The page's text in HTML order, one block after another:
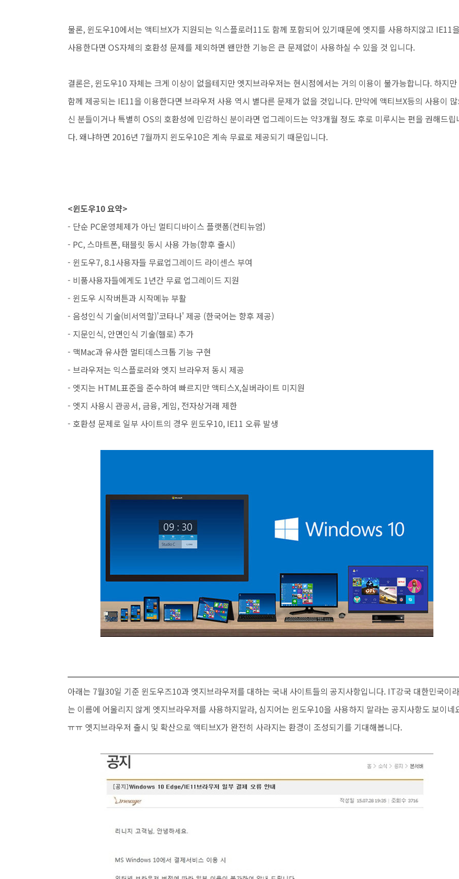
물론, 윈도우10에서는 액티브X가 지원되는 익스플로러11도 함께 포함되어 있기때문에 엣지를 사용하지않고 IE11을
사용한다면 OS자체의 호환성 문제를 제외하면 왠만한 기능은 큰 문제없이 사용하실 수 있을 것 입니다.
결론은, 윈도우10 자체는 크게 이상이 없을테지만 엣지브라우저는 현시점에서는 거의 이용이 불가능합니다. 하지만
함께 제공되는 IE11을 이용한다면 브라우저 사용 역시 별다른 문제가 없을 것입니다. 만약에 액티브X등의 사용이
신 분들이거나 특별히 OS의 호환성에 민감하신 분이라면 업그레이드는 약3개월 정도 후로 미루시는 편을 권해드립
다. 왜냐하면 2016년 7월까지 윈도우10은 계속 무료로 제공되기 때문입니다.
<윈도우10 요약>
- 단순 PC운영체제가 아닌 멀티디바이스 플랫폼(컨티뉴엄)
- PC, 스마트폰, 태블릿 동시 사용 가능(향후 출시)
- 윈도우7, 8.1사용자들 무료업그레이드 라이센스 부여
- 비품사용자들에게도 1년간 무료 업그레이드 지원
- 윈도우 시작버튼과 시작메뉴 부활
- 음성인식 기술(비서역할)'코타나' 제공 (한국어는 향후 제공)
- 지문인식, 안면인식 기술(헬로) 추가
- 맥Mac과 유사한 멀티데스크톱 기능 구현
- 브라우저는 익스플로러와 엣지 브라우저 동시 제공
- 엣지는 HTML표준을 준수하여 빠르지만 액티스X,실버라이트 미지원
- 엣지 사용시 관공서, 금융, 게임, 전자상거래 제한
- 호환성 문제로 일부 사이트의 경우 윈도우10, IE11 오류 발생
아래는 7월30일 기준 윈도우즈10과 엣지브라우저를 대하는 국내 사이트들의 공지사항입니다. IT강국 대한민국이라
는 이름에 어울리지 않게 엣지브라우저를 사용하지말라, 심지어는 윈도우10을 사용하지 말라는 공지사항도 보이네
ㅠㅠ 엣지브라우저 출시 및 확산으로 액티브X가 완전히 사라지는 환경이 조성되기를 기대해봅니다.